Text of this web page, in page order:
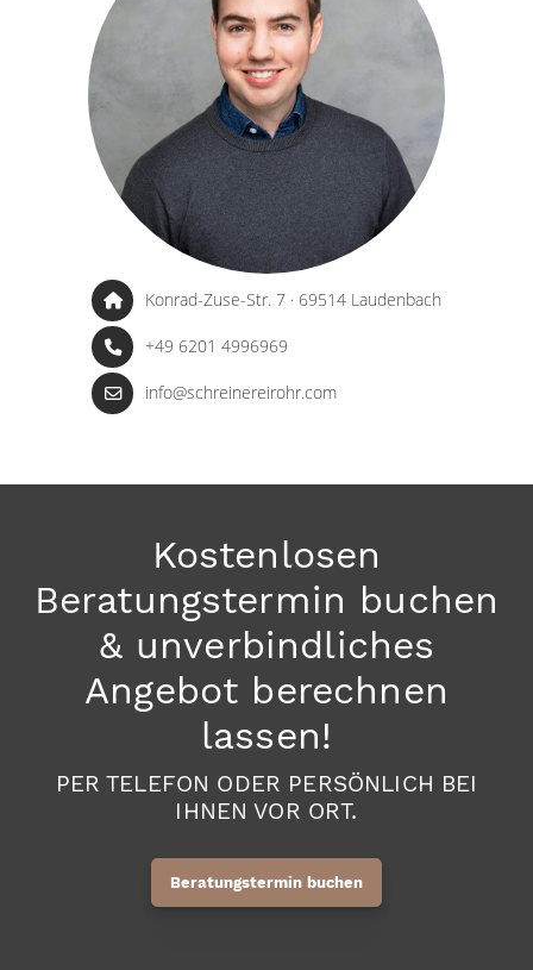
Konrad-Zuse-Str. 7 · 69514 Laudenbach
+49 6201 4996969
info@schreinereirohr.com
Kostenlosen
Beratungstermin buchen
& unverbindliches
Angebot berechnen
lassen!
PER TELEFON ODER PERSÖNLICH BEI
IHNEN VOR ORT.
Beratungstermin buchen